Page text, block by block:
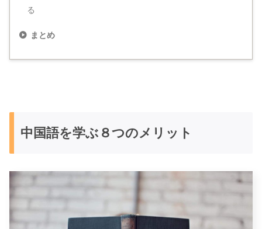
る
まとめ
中国語を学ぶ８つのメリット